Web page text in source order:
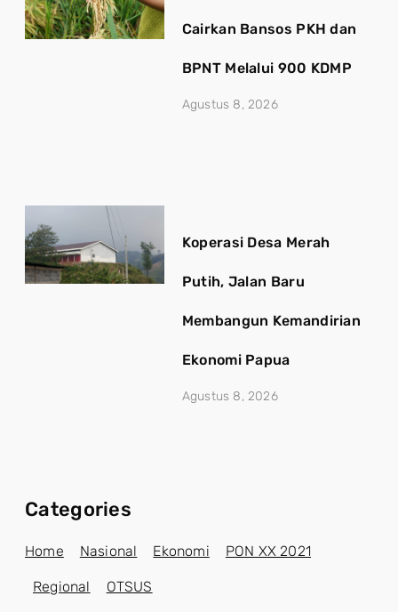
Cairkan Bansos PKH dan
BPNT Melalui 900 KDMP
Agustus 8, 2026
Koperasi Desa Merah
Putih, Jalan Baru
Membangun Kemandirian
Ekonomi Papua
Agustus 8, 2026
Categories
Home Nasional Ekonomi PON XX 2021
Regional OTSUS